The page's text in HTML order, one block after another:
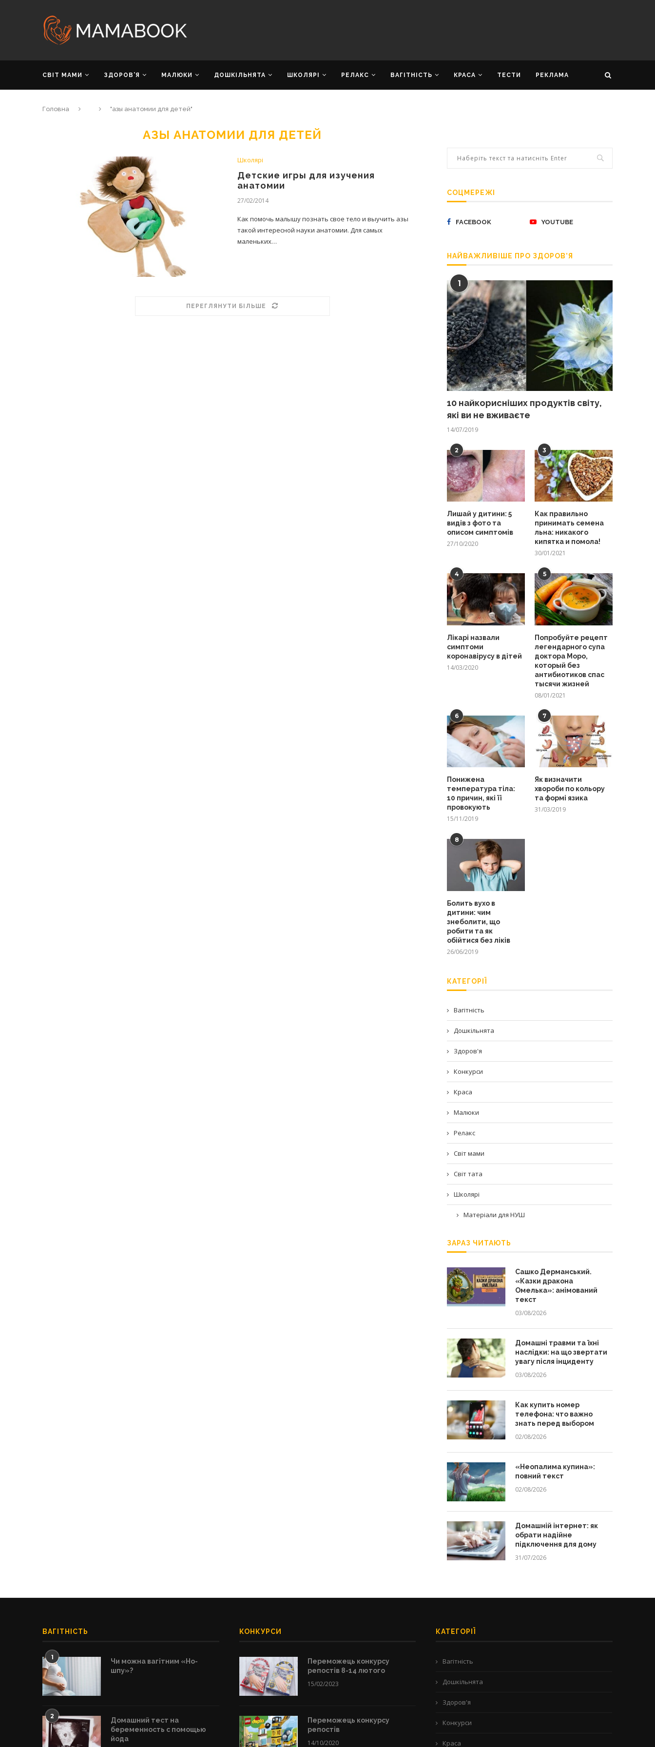
СВІТ МАМИ ЗДОРОВ’Я МАЛЮКИ ДОШКІЛЬНЯТА ШКОЛЯРІ РЕЛАКС ВАГІТНІСТЬ КРАСА ТЕСТИ РЕКЛАМА
Головна "азы анатомии для детей"
АЗЫ АНАТОМИИ ДЛЯ ДЕТЕЙ
Школярі
Детские игры для изучения
анатомии
27/02/2014
Как помочь малышу познать свое тело и выучить азы
такой интересной науки анатомии. Для самых
маленьких…
ПЕРЕГЛЯНУТИ БІЛЬШЕ
СОЦМЕРЕЖІ
FACEBOOK YOUTUBE
НАЙВАЖЛИВІШЕ ПРО ЗДОРОВ’Я
1
10 найкорисніших продуктів світу,
які ви не вживаєте
14/07/2019
2
Лишай у дитини: 5
видів з фото та
описом симптомів
27/10/2020
3
Как правильно
принимать семена
льна: никакого
кипятка и помола!
30/01/2021
4
Лікарі назвали
симптоми
коронавірусу в дітей
14/03/2020
5
Попробуйте рецепт
легендарного супа
доктора Моро,
который без
антибиотиков спас
тысячи жизней
08/01/2021
6
Понижена
температура тіла:
10 причин, які її
провокують
15/11/2019
7
Як визначити
хвороби по кольору
та формі язика
31/03/2019
8
Болить вухо в
дитини: чим
знеболити, що
робити та як
обійтися без ліків
26/06/2019
КАТЕГОРІЇ
Вагітність
Дошкільнята
Здоров'я
Конкурси
Краса
Малюки
Релакс
Світ мами
Світ тата
Школярі
Матеріали для НУШ
ЗАРАЗ ЧИТАЮТЬ
Сашко Дерманський.
«Казки дракона
Омелька»: анімований
текст
03/08/2026
Домашні травми та їхні
наслідки: на що звертати
увагу після інциденту
03/08/2026
Как купить номер
телефона: что важно
знать перед выбором
02/08/2026
«Неопалима купина»:
повний текст
02/08/2026
Домашній інтернет: як
обрати надійне
підключення для дому
31/07/2026
ВАГІТНІСТЬ
1
Чи можна вагітним «Но-
шпу»?
2
Домашний тест на
беременность с помощью
йода
КОНКУРСИ
Переможець конкурсу
репостів 8-14 лютого
15/02/2023
Переможець конкурсу
репостів
14/10/2020
КАТЕГОРІЇ
Вагітність
Дошкільнята
Здоров'я
Конкурси
Краса